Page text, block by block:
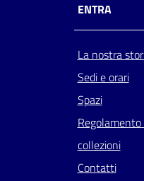
ENTRA
La nostra
Sedi e orari
Spazi
collezioni
Contatti